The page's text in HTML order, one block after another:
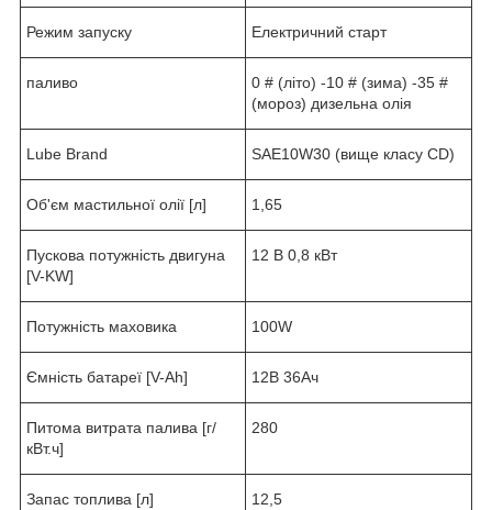
Режим запуску Електричний старт
паливо
0 # (літо) -10 # (зима) -35 #
(мороз) дизельна олія
Lube Brand SAE10W30 (вище класу CD)
Об'єм мастильної олії [л] 1,65
Пускова потужність двигуна
[V-KW]
12 В 0,8 кВт
Потужність маховика 100W
Ємність батареї [V-Ah] 12В 36Ач
Питома витрата палива [г/
кВт.ч]
280
Запас топлива [л] 12,5